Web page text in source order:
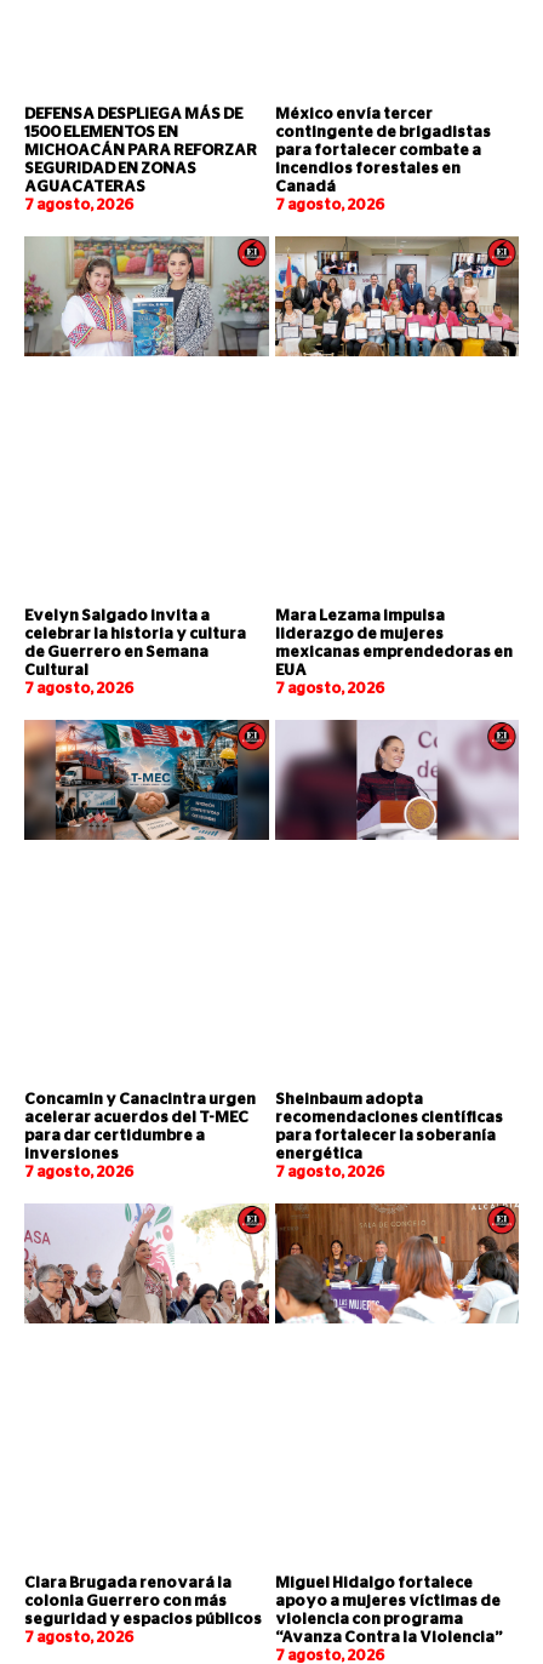
DEFENSA DESPLIEGA MÁS DE
1500 ELEMENTOS EN
MICHOACÁN PARA REFORZAR
SEGURIDAD EN ZONAS
AGUACATERAS
7 agosto, 2026
México envía tercer
contingente de brigadistas
para fortalecer combate a
incendios forestales en
Canadá
7 agosto, 2026
Evelyn Salgado invita a
celebrar la historia y cultura
de Guerrero en Semana
Cultural
7 agosto, 2026
Mara Lezama impulsa
liderazgo de mujeres
mexicanas emprendedoras en
EUA
7 agosto, 2026
Concamin y Canacintra urgen
acelerar acuerdos del T-MEC
para dar certidumbre a
inversiones
7 agosto, 2026
Sheinbaum adopta
recomendaciones científicas
para fortalecer la soberanía
energética
7 agosto, 2026
Clara Brugada renovará la
colonia Guerrero con más
seguridad y espacios públicos
7 agosto, 2026
Miguel Hidalgo fortalece
apoyo a mujeres víctimas de
violencia con programa
“Avanza Contra la Violencia”
7 agosto, 2026